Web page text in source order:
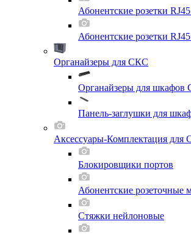
Абонентские розетки
Абонентские розетки
Органайзеры для СКС
Органайзеры для шкафов
Панель-заглушки для
Аксессуары-Комплектация для
Блокировщики портов
Абонентские розеточные
Стяжки нейлоновые